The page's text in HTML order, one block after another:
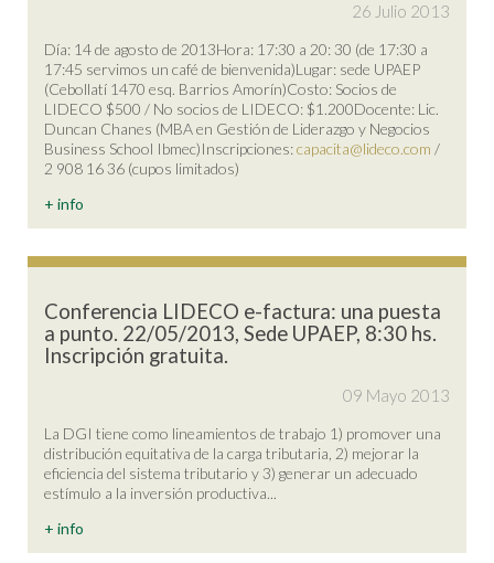
26 Julio 2013
Día: 14 de agosto de 2013Hora: 17:30 a 20: 30 (de 17:30 a
17:45 servimos un café de bienvenida)Lugar: sede UPAEP
(Cebollatí 1470 esq. Barrios Amorín)Costo: Socios de
LIDECO $500 / No socios de LIDECO: $1.200Docente: Lic.
Duncan Chanes (MBA en Gestión de Liderazgo y Negocios
Business School Ibmec)Inscripciones:capacita@lideco.com /
2 908 16 36 (cupos limitados)
+ info
Conferencia LIDECO e-factura: una puesta
a punto. 22/05/2013, Sede UPAEP, 8:30 hs.
Inscripción gratuita.
09 Mayo 2013
La DGI tiene como lineamientos de trabajo 1) promover una
distribución equitativa de la carga tributaria, 2) mejorar la
eficiencia del sistema tributario y 3) generar un adecuado
estímulo a la inversión productiva...
+ info